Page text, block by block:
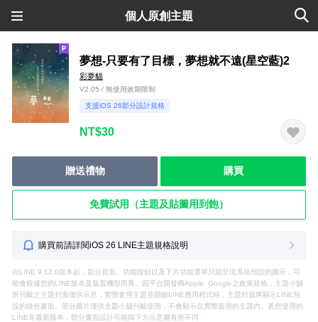
個人原創主題
夢想-只要有了目標，夢想就不遠(星空藍)2
彩夢貓
V2.05 / 無使用效期限制
支援iOS 26部分設計規格
NT$30
贈送禮物 購買
免費試用（主題及貼圖用到飽）
購買前請詳閱iOS 26 LINE主題規格說明
自LINE 9.12.0版本起，部分頁面、功能按鈕以及下方功能選單只能呈現系統預設的圖示，可
能會根據您的LINE版本及裝置機型而異。因平台開發商Apple, Google之政策規格，主題小舖
所刊載之主題封面僅供示意，實際套用主題並開啟LINE應用程式時，主題封面將顯示LINE預
設的綠色畫面。部分圖片僅供主題小舖刊載使用，不會顯示在實際套用的主題內。若您使用的
LINE非最新版本，部分畫面設計可能與下方示意圖有所不同。